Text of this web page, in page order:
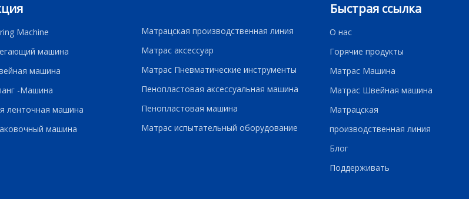
Machine
машина
машина
-Машина
ленточная машина
машина
Матрацская производственная линия
Матрас аксессуар
Матрас Пневматические инструменты
Пенопластовая аксессуальная машина
Пенопластовая машина
Матрас испытательный оборудование
Быстрая ссылка
О нас
Горячие продукты
Матрас Машина
Матрас Швейная машина
Матрацская
производственная линия
Блог
Поддерживать